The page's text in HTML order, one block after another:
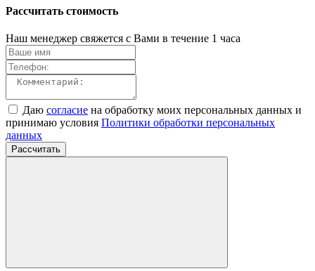
Рассчитать стоимость
Наш менеджер свяжется с Вами в течение 1 часа
Даю согласие на обработку моих персональных данных и
принимаю условия Политики обработки персональных
данных
Рассчитать